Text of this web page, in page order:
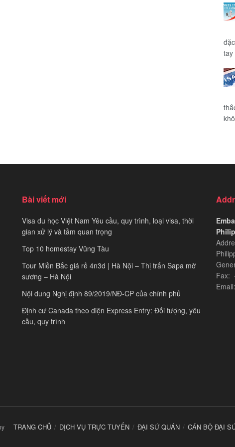
Bài viết mới
Visa du học Việt Nam Yêu cầu, quy trình, loại visa, thời
gian xử lý và tầm quan trọng
Top 10 homestay Vũng Tàu
Tour Miền Bắc giá rẻ 4n3d | Hà Nội – Thị trấn Sapa mờ
sương – Hà Nội
Nội dung Nghị định 89/2019/NĐ-CP của chính phủ
Định cư Canada theo diện Express Entry: Đối tượng, yêu
cầu, quy trình
Fax:
TRANG CHỦ DỊCH VỤ TRỰC TUYẾN ĐẠI SỨ QUÁN CÁN BỘ ĐẠI